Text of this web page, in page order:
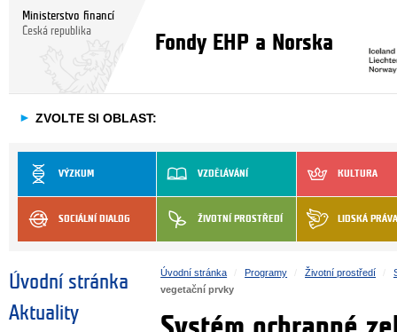
Ministerstvo financí
Česká republika
Fondy EHP a Norska
► ZVOLTE SI OBLAST:
VÝZKUM VZDĚLÁVÁNÍ KULTURA
SOCIÁLNÍ DIALOG ŽIVOTNÍ PROSTŘEDÍ LIDSKÁ PRÁVA
Úvodní stránka
Aktuality
Úvodní stránka Programy Životní prostředí
vegetační prvky